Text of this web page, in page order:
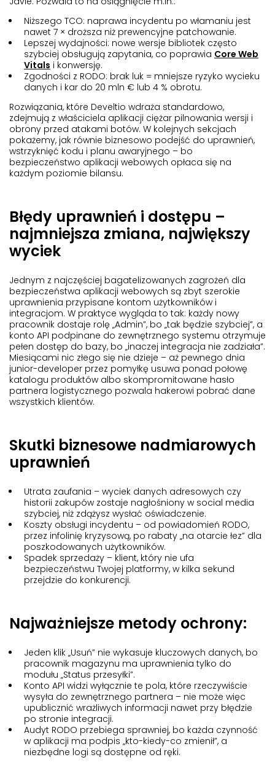
Niższego TCO: naprawa incydentu po włamaniu jest
nawet 7 × droższa niż prewencyjne patchowanie.
Lepszej wydajności: nowe wersje bibliotek często
szybciej obsługują zapytania, co poprawia Core Web
Vitals i konwersję.
Zgodności z RODO: brak luk = mniejsze ryzyko wycieku
danych i kar do 20 mln € lub 4 % obrotu.
Rozwiązania, które Develtio wdraża standardowo,
zdejmują z właściciela aplikacji ciężar pilnowania wersji i
obrony przed atakami botów. W kolejnych sekcjach
pokażemy, jak równie biznesowo podejść do uprawnień,
wstrzyknięć kodu i planu awaryjnego – bo
bezpieczeństwo aplikacji webowych opłaca się na
każdym poziomie bilansu.
Błędy uprawnień i dostępu –
najmniejsza zmiana, największy
wyciek
Jednym z najczęściej bagatelizowanych zagrożeń dla
bezpieczeństwa aplikacji webowych są zbyt szerokie
uprawnienia przypisane kontom użytkowników i
integracjom. W praktyce wygląda to tak: każdy nowy
pracownik dostaje rolę „Admin”, bo „tak będzie szybciej”, a
konto API podpinane do zewnętrznego systemu otrzymuje
pełen dostęp do bazy, bo „inaczej integracja nie zadziała”.
Miesiącami nic złego się nie dzieje – aż pewnego dnia
junior-developer przez pomyłkę usuwa ponad połowę
katalogu produktów albo skompromitowane hasło
partnera logistycznego pozwala hakerowi pobrać dane
wszystkich klientów.
Skutki biznesowe nadmiarowych
uprawnień
Utrata zaufania – wyciek danych adresowych czy
historii zakupów zostaje nagłośniony w social media
szybciej, niż zdążysz wysłać oświadczenie.
Koszty obsługi incydentu – od powiadomień RODO,
przez infolinię kryzysową, po rabaty „na otarcie łez” dla
poszkodowanych użytkowników.
Spadek sprzedaży – klient, który nie ufa
bezpieczeństwu Twojej platformy, w kilka sekund
przejdzie do konkurencji.
Najważniejsze metody ochrony:
Jeden klik „Usuń” nie wykasuje kluczowych danych, bo
pracownik magazynu ma uprawnienia tylko do
modułu „Status przesyłki”.
Konto API widzi wyłącznie te pola, które rzeczywiście
wysyła do zewnętrznego partnera – nie może więc
upublicznić wrażliwych informacji nawet przy błędzie
po stronie integracji.
Audyt RODO przebiega sprawniej, bo każda czynność
w aplikacji ma podpis „kto-kiedy-co zmienił”, a
niezbędne logi są dostępne od ręki.